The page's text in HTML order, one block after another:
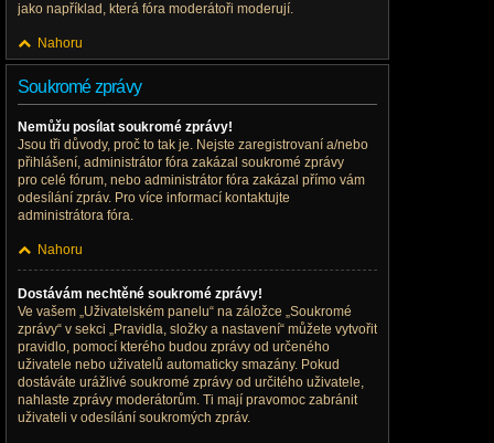
jako například, která fóra moderátoři moderují.
Nahoru
Soukromé zprávy
Nemůžu posílat soukromé zprávy!
Jsou tři důvody, proč to tak je. Nejste zaregistrovaní a/nebo
přihlášení, administrátor fóra zakázal soukromé zprávy
pro celé fórum, nebo administrátor fóra zakázal přímo vám
odesílání zpráv. Pro více informací kontaktujte
administrátora fóra.
Nahoru
Dostávám nechtěné soukromé zprávy!
Ve vašem „Uživatelském panelu“ na záložce „Soukromé
zprávy“ v sekci „Pravidla, složky a nastavení“ můžete vytvořit
pravidlo, pomocí kterého budou zprávy od určeného
uživatele nebo uživatelů automaticky smazány. Pokud
dostáváte urážlivé soukromé zprávy od určitého uživatele,
nahlaste zprávy moderátorům. Ti mají pravomoc zabránit
uživateli v odesílání soukromých zpráv.